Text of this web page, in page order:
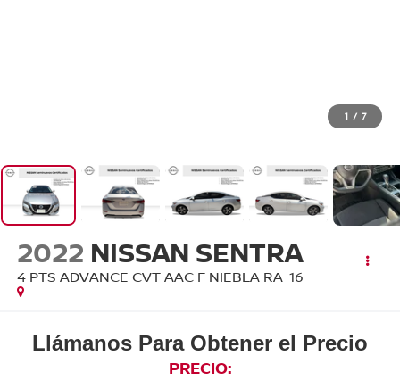
1 / 7
2022 NISSAN SENTRA
4 PTS ADVANCE CVT AAC F NIEBLA RA-16
Llámanos Para Obtener el Precio
PRECIO: